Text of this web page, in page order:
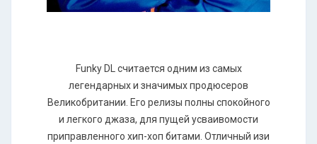
Funky DL считается одним из самых
легендарных и значимых продюсеров
Великобритании. Его релизы полны спокойного
и легкого джаза, для пущей усваивомости
приправленного хип-хоп битами. Отличный изи